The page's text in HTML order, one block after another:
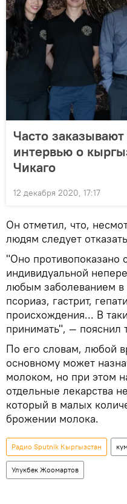
Часто
интервью о
Чикаго
12 декабря 2020, 17:17
Он отметил, что,
людям следует
"Оно противопоказано
индивидуальной
любым заболеванием в
псориаз, гастрит,
происхождения... В
принимать", — пояснил
По его словам, любой
основному может
молоком, но при этом
отдельные лекарства
который в малых
брожении молока.
Радио Sputnik Кыргызстан
Улукбек Жоомартов